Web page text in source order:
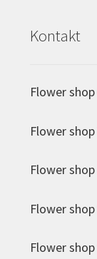
Kontakt
Flower
Flower
Flower
Flower
Flower